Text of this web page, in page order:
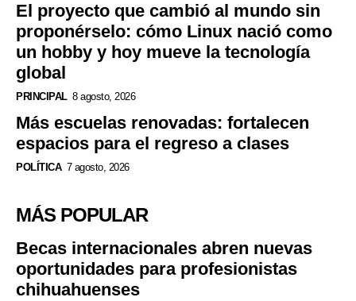
El proyecto que cambió al mundo sin
proponérselo: cómo Linux nació como
un hobby y hoy mueve la tecnología
global
PRINCIPAL 8 agosto, 2026
Más escuelas renovadas: fortalecen
espacios para el regreso a clases
POLÍTICA 7 agosto, 2026
MÁS POPULAR
Becas internacionales abren nuevas
oportunidades para profesionistas
chihuahuenses